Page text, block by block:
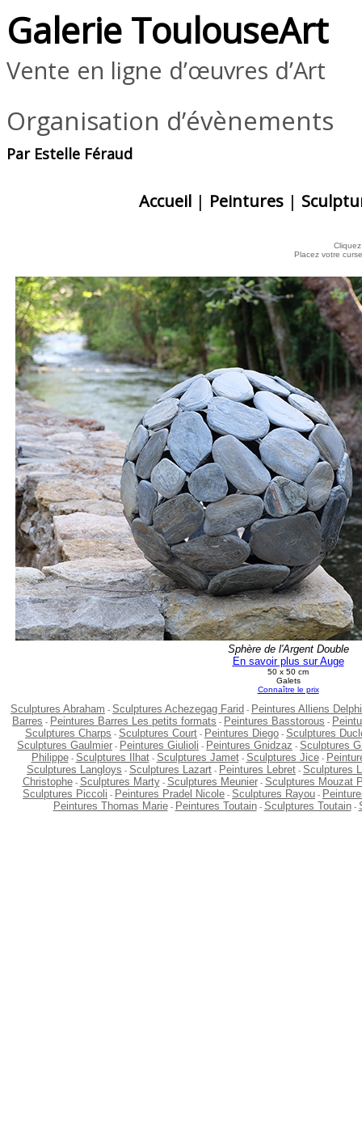
Galerie ToulouseArt
Vente en ligne d’œuvres d’Art
Organisation d’évènements
Par Estelle Féraud
Accueil | Peintures |
Placez votre
Sphère de l'Argent Double
En savoir plus sur Auge
50 x 50 cm
Galets
Connaître le prix
Sculptures Abraham - Sculptures Achezegag Farid - Peintures Alliens
Barres - Peintures Barres Les petits formats - Peintures Basstorous -
Sculptures Charps - Sculptures Court - Peintures Diego - Sculptures
Sculptures Gaulmier - Peintures Giulioli - Peintures Gnidzaz - Sculptures
Philippe- Sculptures Ilhat- Sculptures Jamet- Sculptures Jice-
Sculptures Langloys - Sculptures Lazart - Peintures Lebret - Sculptures
Christophe- Sculptures Marty- Sculptures Meunier- Sculptures Mouzat
Sculptures Piccoli - Peintures Pradel Nicole - Sculptures Rayou -
Peintures Thomas Marie- Peintures Toutain- Sculptures Toutain-